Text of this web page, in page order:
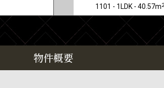
1101 - 1LDK - 40.57m
物件概要